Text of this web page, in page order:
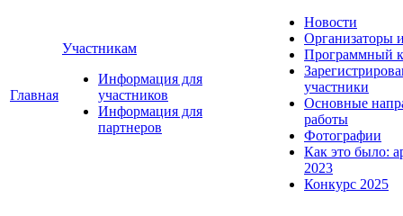
Главная
Участникам
Информация для
участников
Информация для
партнеров
Новости
Организаторы
Программный
участники
Основные
работы
Фотографии
Как это было:
2023
Конкурс 2025